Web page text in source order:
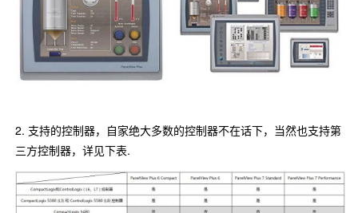
2. 支持的控制器，自家绝大多数的控制器不在话下，当然也支持第
三方控制器，详见下表.